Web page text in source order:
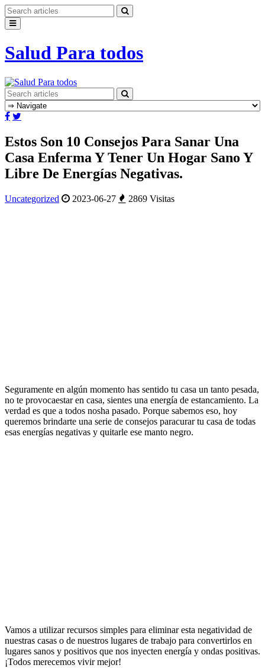
Salud Para todos
Estos Son 10 Consejos Para Sanar Una
Casa Enferma Y Tener Un Hogar Sano Y
Libre De Energías Negativas.
Uncategorized 2023-06-27 2869 Visitas
Seguramente en algún momento has sentido tu casa un tanto pesada,
no te provocaestar en casa, sientes una energía de estancamiento. La
verdad es que a todos nosha pasado. Porque sabemos eso, hoy
queremos brindarte una serie de consejos paracurar tu casa de todas
esas energías negativas y quitarle ese manto negro.
Vamos a utilizar recursos simples para eliminar esta negatividad de
nuestras casas o de nuestros lugares de trabajo para convertirlos en
lugares sanos y positivos que nos inyecten energía y ondas positivas.
¡Todos merecemos vivir mejor!